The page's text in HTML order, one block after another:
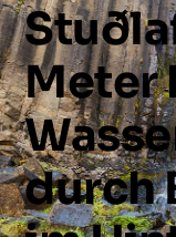
Meter
durch